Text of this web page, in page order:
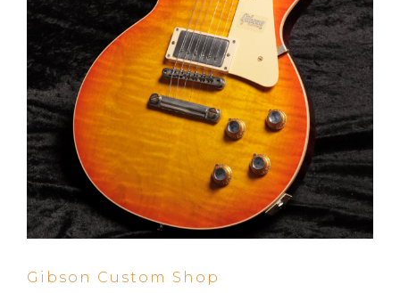
Gibson Custom Shop